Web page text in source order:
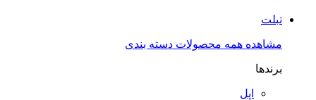
تبلت
مشاهده همه محصولات دسته بندی
برندها
اپل